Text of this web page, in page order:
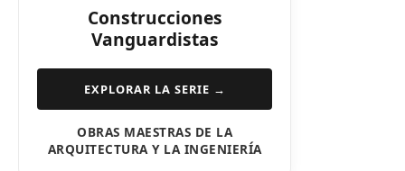
Construcciones
Vanguardistas
EXPLORAR LA SERIE →
OBRAS MAESTRAS DE LA
ARQUITECTURA Y LA INGENIERÍA